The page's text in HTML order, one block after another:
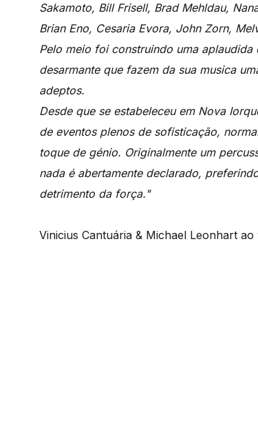
Sakamoto, Bill Frisell, Brad Mehldau,
Brian Eno, Cesaria Evora, John Zorn,
Pelo meio foi construindo uma
desarmante que fazem da sua musica
adeptos.
Desde que se estabeleceu em Nova
de eventos plenos de sofisticação,
toque de génio. Originalmente um
nada é abertamente declarado,
detrimento da força."
Vinicius Cantuária & Michael Leonhart ao